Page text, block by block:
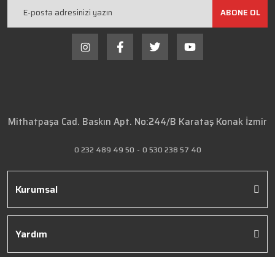
ABONE OL
Mithatpaşa Cad. Baskın Apt. No:244/B Karataş Konak İzmir
0 232 489 49 50 - 0 530 238 57 40
Kurumsal
Yardım